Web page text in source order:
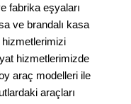
fabrika eşyaları
ve brandalı kasa
hizmetlerimizi
hizmetlerimizde
araç modelleri ile
araçları